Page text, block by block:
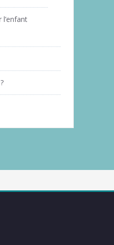
l’enfant